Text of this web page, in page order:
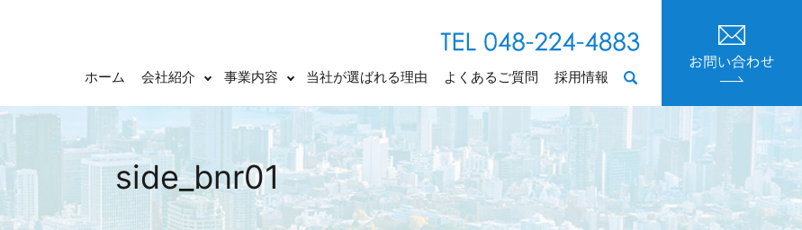
ホーム 会社紹介 事業内容 当社が選ばれる理由 よくあるご質問 採用情報 search
side_bnr01